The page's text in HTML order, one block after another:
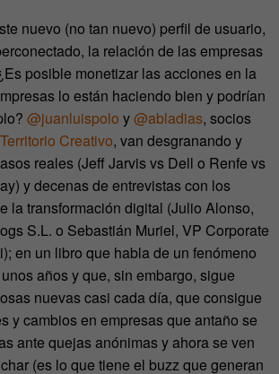
nuevo (no tan nuevo) perfil de usuario,
la relación de las empresas
posible monetizar las acciones en la
lo están haciendo bien y podrían
@juanluispolo y@abladias, socios
Territorio Creativo, van desgranando y
reales (Jeff Jarvis vs Dell o Renfe vs
y decenas de entrevistas con los
la transformación digital (Julio Alonso,
S.L. o Sebastián Muriel, VP Corporate
en un libro que habla de un fenómeno
años y que, sin embargo, sigue
nuevas casi cada día, que consigue
y cambios en empresas que antaño se
ante quejas anónimas y ahora se ven
(es lo que tiene el buzz que generan